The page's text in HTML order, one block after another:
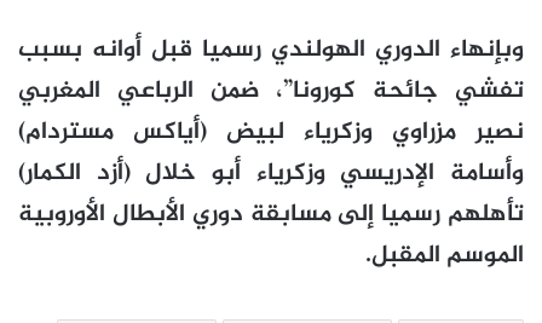
وبإنهاء الدوري الهولندي رسميا قبل أوانه بسبب
تفشي جائحة كورونا”، ضمن الرباعي المغربي
نصير مزراوي وزكرياء لبيض (أياكس مستردام)
وأسامة الإدريسي وزكرياء أبو خلال (أزد الكمار)
تأهلهم رسميا إلى مسابقة دوري الأبطال الأوروبية
الموسم المقبل.